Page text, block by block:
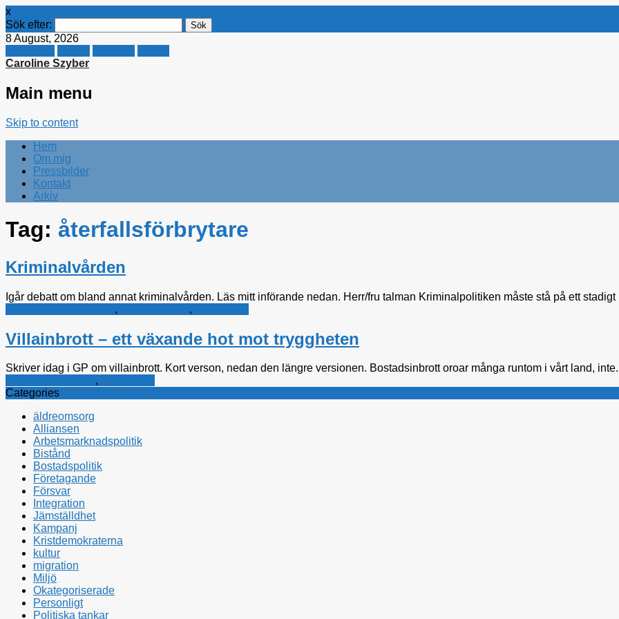
x
Sök efter:
8 August, 2026
Caroline Szyber
Main menu
Skip to content
Hem
Om mig
Pressbilder
Kontakt
Arkiv
Tag: återfallsförbrytare
Kriminalvården
Igår debatt om bland annat kriminalvården. Läs mitt införande nedan. Herr/fru talman Kriminalpolitiken måste stå på ett stadigt
, ,
Villainbrott – ett växande hot mot tryggheten
Skriver idag i GP om villainbrott. Kort verson, nedan den längre versionen. Bostadsinbrott oroar många runtom i vårt land,
,
Categories
äldreomsorg
Alliansen
Arbetsmarknadspolitik
Bistånd
Bostadspolitik
Företagande
Försvar
Integration
Jämställdhet
Kampanj
Kristdemokraterna
kultur
migration
Miljö
Okategoriserade
Personligt
Politiska tankar